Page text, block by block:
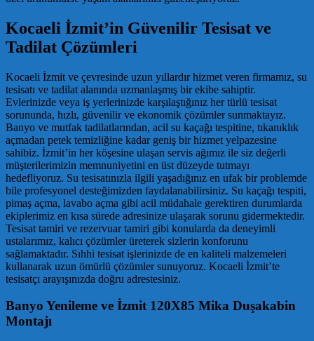
Kocaeli İzmit’in Güvenilir Tesisat ve
Tadilat Çözümleri
Kocaeli İzmit ve çevresinde uzun yıllardır hizmet veren firmamız, su
tesisatı ve tadilat alanında uzmanlaşmış bir ekibe sahiptir.
Evlerinizde veya iş yerlerinizde karşılaştığınız her türlü tesisat
sorununda, hızlı, güvenilir ve ekonomik çözümler sunmaktayız.
Banyo ve mutfak tadilatlarından, acil su kaçağı tespitine, tıkanıklık
açmadan petek temizliğine kadar geniş bir hizmet yelpazesine
sahibiz. İzmit’in her köşesine ulaşan servis ağımız ile siz değerli
müşterilerimizin memnuniyetini en üst düzeyde tutmayı
hedefliyoruz. Su tesisatınızla ilgili yaşadığınız en ufak bir problemde
bile profesyonel desteğimizden faydalanabilirsiniz. Su kaçağı tespiti,
pimaş açma, lavabo açma gibi acil müdahale gerektiren durumlarda
ekiplerimiz en kısa sürede adresinize ulaşarak sorunu gidermektedir.
Tesisat tamiri ve rezervuar tamiri gibi konularda da deneyimli
ustalarımız, kalıcı çözümler üreterek sizlerin konforunu
sağlamaktadır. Sıhhi tesisat işlerinizde de en kaliteli malzemeleri
kullanarak uzun ömürlü çözümler sunuyoruz. Kocaeli İzmit’te
tesisatçı arayışınızda doğru adrestesiniz.
Banyo Yenileme ve İzmit 120X85 Mika Duşakabin
Montajı